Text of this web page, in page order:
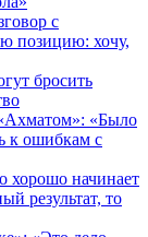
с
позицию: хочу,
бросить
«Было
к ошибкам с
хорошо начинает
результат, то